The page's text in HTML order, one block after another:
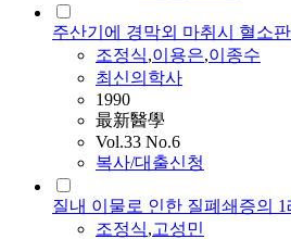
주산기에 경막외 마취시 혈소
조정식,이용은,이종수
최신의학사
1990
最新醫學
Vol.33 No.6
복사/대출신청
질내 이물로 인한 질폐쇄증의 1
조정식,고성민